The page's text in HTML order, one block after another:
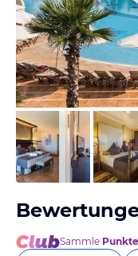
vom Hotelier, Juli
Sammle Punkte